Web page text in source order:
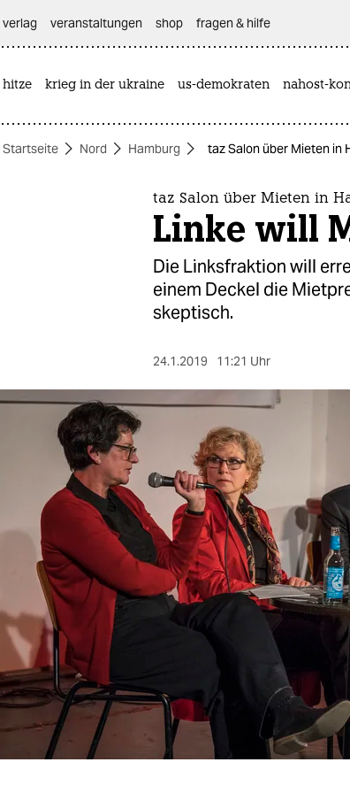
themen
berlin
wahrheit
verlag
verlag
veranstaltungen
shop
fragen & hilfe
unterstützen
abo
genossenschaft
verlag
veranstaltungen shop fragen & hilfe
hitze krieg in der ukraine us-demokraten nahost-
Startseite Nord Hamburg taz Salon über Mieten in
taz Salon über Mieten in
Linke will
Die Linksfraktion will
einem Deckel die
skeptisch.
24.1.2019 11:21 Uhr